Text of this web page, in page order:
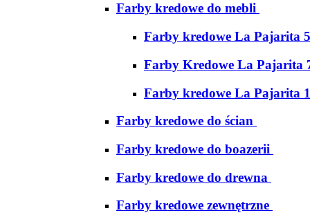
Farby kredowe do mebli
Farby kredowe La Pajarita
Farby Kredowe La Pajarita
Farby kredowe La Pajarita
Farby kredowe do ścian
Farby kredowe do boazerii
Farby kredowe do drewna
Farby kredowe zewnętrzne